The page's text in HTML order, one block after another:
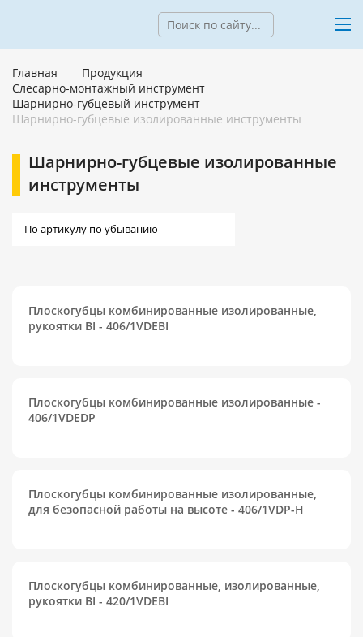
Главная
Продукция
Слесарно-монтажный инструмент
Шарнирно-губцевый инструмент
Шарнирно-губцевые изолированные инструменты
Шарнирно-губцевые изолированные
инструменты
Плоскогубцы комбинированные изолированные,
рукоятки BI - 406/1VDEBI
Плоскогубцы комбинированные изолированные -
406/1VDEDP
Плоскогубцы комбинированные изолированные,
для безопасной работы на высоте - 406/1VDP-H
Плоскогубцы комбинированные, изолированные,
рукоятки BI - 420/1VDEBI